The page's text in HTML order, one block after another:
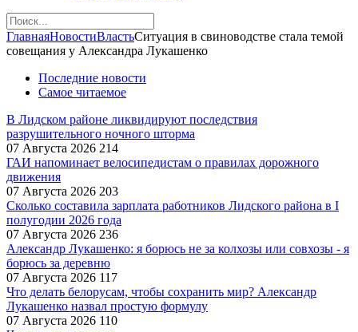
ГлавнаяНовостиВластьСитуация в свиноводстве стала темой
совещания у Александра Лукашенко
Последние новости
Самое читаемое
В Лидском районе ликвидируют последствия
разрушительного ночного шторма
07 Августа 2026 214
ГАИ напоминает велосипедистам о правилах дорожного
движения
07 Августа 2026 203
Сколько составила зарплата работников Лидского района в I
полугодии 2026 года
07 Августа 2026 236
Александр Лукашенко: я борюсь не за колхозы или совхозы - я
борюсь за деревню
07 Августа 2026 117
Что делать белорусам, чтобы сохранить мир? Александр
Лукашенко назвал простую формулу
07 Августа 2026 110